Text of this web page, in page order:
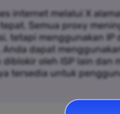
internet melalui X
Semua proxy
tetapi menggunakan IP
dapat
oleh ISP lain dan
tersedia untuk